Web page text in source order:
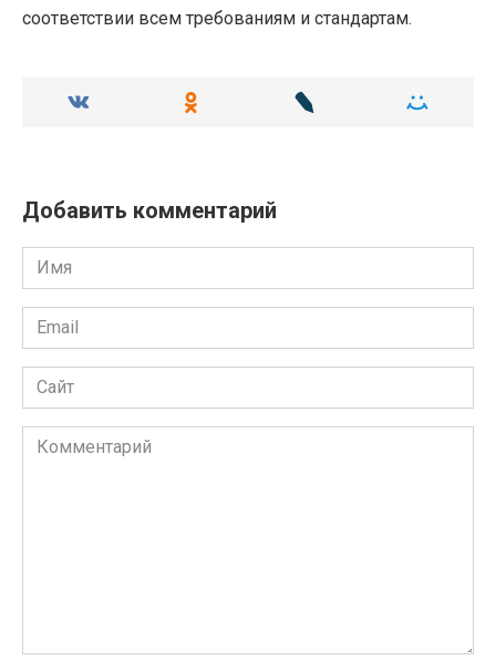
соответствии всем требованиям и стандартам.
Добавить комментарий
Имя
Email
Сайт
Комментарий